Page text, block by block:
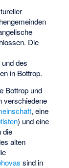
Die
des
in Bottrop.
Bottrop und
verschiedene
, eine
) und eine
die
alten
sind in